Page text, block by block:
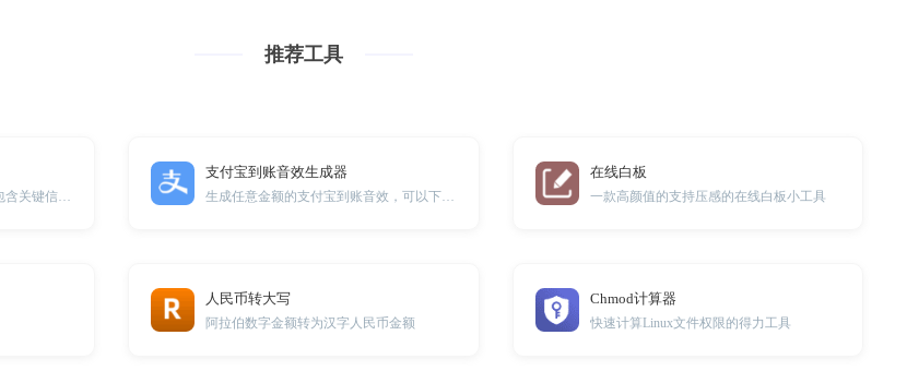
推荐工具
支付宝到账音效生成器 在线白板
一款高颜值的支持压感的在线白板小工具
人民币转大写
阿拉伯数字金额转为汉字人民币金额
Chmod计算器
快速计算Linux文件权限的得力工具